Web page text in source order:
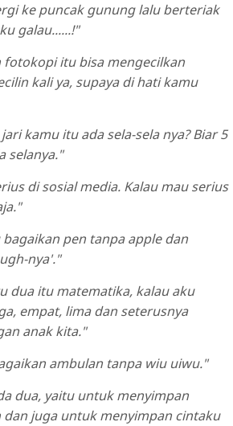
ke puncak gunung lalu berteriak
galau......!"
fotokopi itu bisa mengecilkan
kali ya, supaya di hati kamu
kamu itu ada sela-sela nya? Biar 5
selanya."
di sosial media. Kalau mau serius
pen tanpa apple dan
nya'."
dua itu matematika, kalau aku
empat, lima dan seterusnya
anak kita."
ambulan tanpa wiu uiwu."
dua, yaitu untuk menyimpan
juga untuk menyimpan cintaku